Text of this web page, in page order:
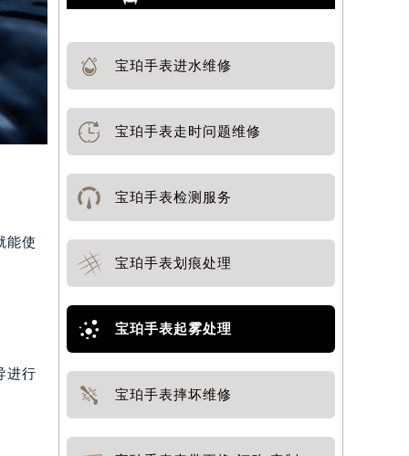
能使
进行
宝珀手表进水维修
宝珀手表走时问题维修
宝珀手表检测服务
宝珀手表划痕处理
宝珀手表起雾处理
宝珀手表摔坏维修